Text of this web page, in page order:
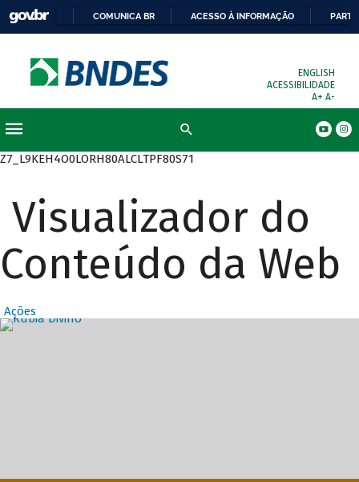
COMUNICA BR ACESSO À INFORMAÇÃO
ENGLISH
ACESSIBILIDADE
A+ A-
Z7_L9KEH4O0LORH80ALCLTPF80S71
Visualizador do
Conteúdo da Web
Ações
Destaques